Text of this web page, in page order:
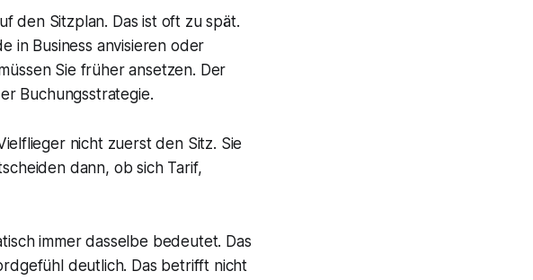
den Sitzplan. Das ist oft zu spät.
in Business anvisieren oder
Sie früher ansetzen. Der
Buchungsstrategie.
nicht zuerst den Sitz. Sie
dann, ob sich Tarif,
immer dasselbe bedeutet. Das
deutlich. Das betrifft nicht